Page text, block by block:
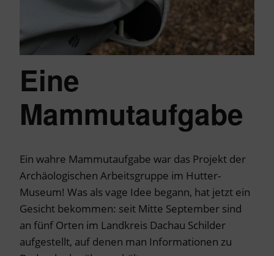
Eine
Mammutaufgabe
Ein wahre Mammutaufgabe war das Projekt der
Archäologischen Arbeitsgruppe im Hutter-
Museum! Was als vage Idee begann, hat jetzt ein
Gesicht bekommen: seit Mitte September sind
an fünf Orten im Landkreis Dachau Schilder
aufgestellt, auf denen man Informationen zu